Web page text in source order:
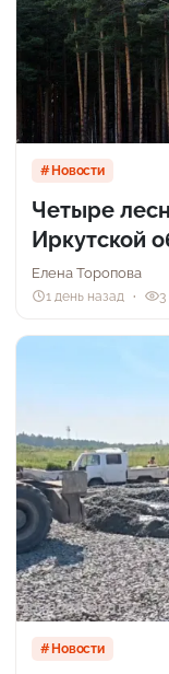
Новости
Четыре
Иркутской
Елена Торопова
1 день назад 3
Новости